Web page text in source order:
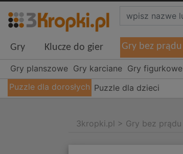
Gry Klucze do gier Gry bez prądu
Gry planszowe Gry karciane Gry figurkowe
Puzzle dla dorosłych Puzzle dla dzieci
3kropki.pl > Gry bez prądu